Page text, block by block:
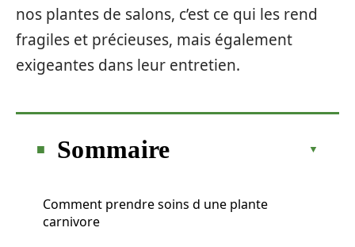
nos plantes de salons, c’est ce qui les rend
fragiles et précieuses, mais également
exigeantes dans leur entretien.
Sommaire
Comment prendre soins d une plante
carnivore